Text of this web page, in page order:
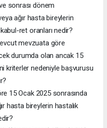
sonrası dönem
ağır hasta bireylerin
ret oranları nedir?
mevzuata göre
durumda olan ancak 15
kriterler nedeniyle başvurusu
15 Ocak 2025 sonrasında
hasta bireylerin hastalık